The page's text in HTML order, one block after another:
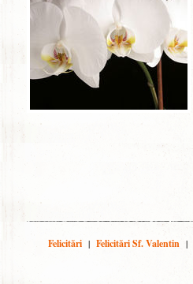
Felicitări | Felicitări Sf. Valentin |